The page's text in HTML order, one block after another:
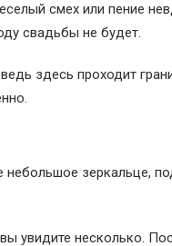
смех или пение
свадьбы не будет.
здесь проходит
зеркальце,
увидите несколько.